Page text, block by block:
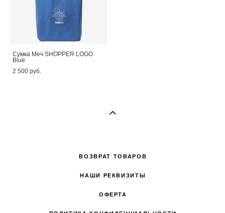
Сумка Меч SHOPPER LOGO
Blue
2 500 pуб.
ВОЗВРАТ ТОВАРОВ
НАШИ РЕКВИЗИТЫ
ОФЕРТА